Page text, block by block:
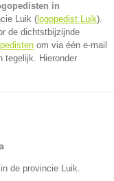
in
Luik ( logopedist Luik).
de dichtstbijzijnde
om via één e-mail
tegelijk. Hieronder
de provincie Luik.